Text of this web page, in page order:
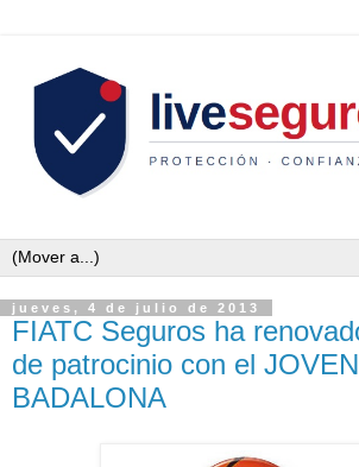
jueves, 4 de julio de 2013
FIATC Seguros ha
de patrocinio con el
BADALONA